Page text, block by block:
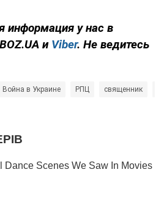
информация у нас в
и Viber. Не ведитесь
Война в Украине РПЦ священник